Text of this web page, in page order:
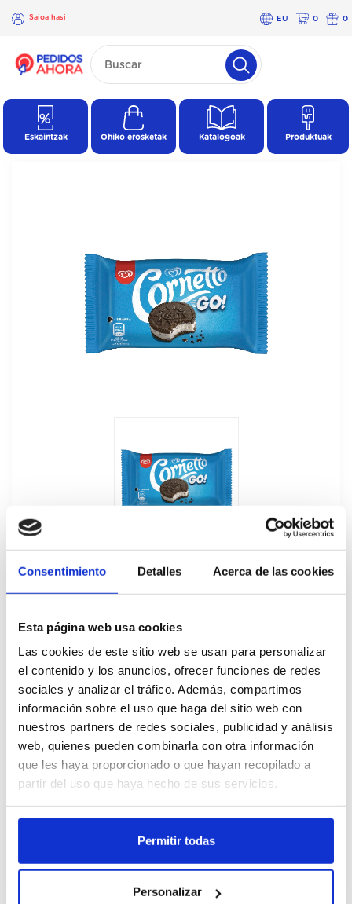
Consentimiento Detalles Acerca de las cookies
Esta página web usa cookies
Las cookies de este sitio web se usan para personalizar
el contenido y los anuncios, ofrecer funciones de redes
sociales y analizar el tráfico. Además, compartimos
información sobre el uso que haga del sitio web con
nuestros partners de redes sociales, publicidad y análisis
web, quienes pueden combinarla con otra información
que les haya proporcionado o que hayan recopilado a
partir del uso que haya hecho de sus servicios.
Permitir todas
Personalizar
Saioa hasi EU 0 0
×
Saioa
Eskaintzak Ohiko erosketak Katalogoak Produktuak
64101
Cajas